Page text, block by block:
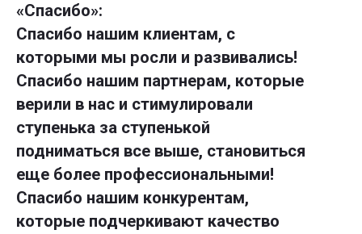
«Спасибо»:
Спасибо нашим клиентам, с
которыми мы росли и развивались!
Спасибо нашим партнерам, которые
верили в нас и стимулировали
ступенька за ступенькой
подниматься все выше, становиться
еще более профессиональными!
Спасибо нашим конкурентам,
которые подчеркивают качество